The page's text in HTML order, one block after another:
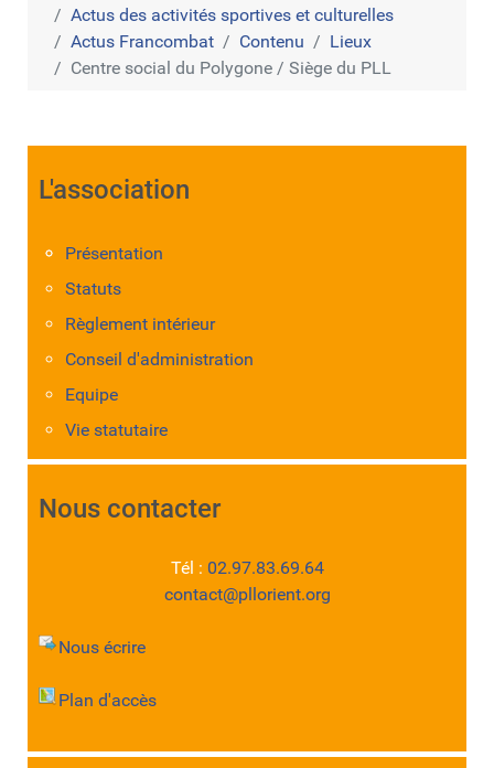
Actus des activités sportives et culturelles
Actus Francombat
Contenu
Lieux
Centre social du Polygone / Siège du PLL
L'association
Présentation
Statuts
Règlement intérieur
Conseil d'administration
Equipe
Vie statutaire
Nous contacter
Tél : 02.97.83.69.64
contact@pllorient.org
Nous écrire
Plan d'accès